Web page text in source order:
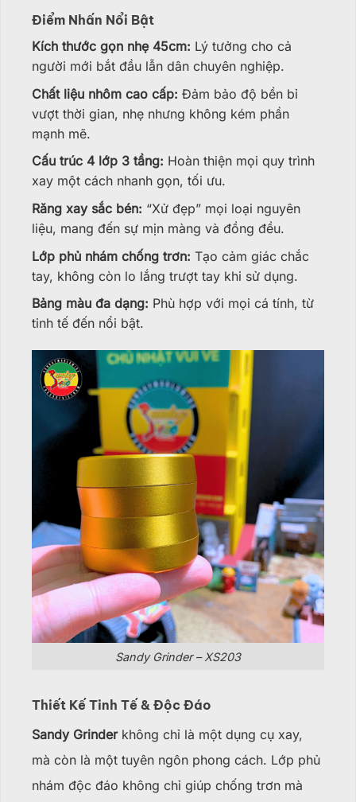
Điểm Nhấn Nổi Bật
Kích thước gọn nhẹ 45cm: Lý tưởng cho cả
người mới bắt đầu lẫn dân chuyên nghiệp.
Chất liệu nhôm cao cấp: Đảm bảo độ bền bỉ
vượt thời gian, nhẹ nhưng không kém phần
mạnh mẽ.
Cấu trúc 4 lớp 3 tầng: Hoàn thiện mọi quy trình
xay một cách nhanh gọn, tối ưu.
Răng xay sắc bén: “Xử đẹp” mọi loại nguyên
liệu, mang đến sự mịn màng và đồng đều.
Lớp phủ nhám chống trơn: Tạo cảm giác chắc
tay, không còn lo lắng trượt tay khi sử dụng.
Bảng màu đa dạng: Phù hợp với mọi cá tính, từ
tinh tế đến nổi bật.
Sandy Grinder – XS203
Thiết Kế Tinh Tế & Độc Đáo
Sandy Grinderkhông chỉ là một dụng cụ xay,
mà còn là một tuyên ngôn phong cách. Lớp phủ
nhám độc đáo không chỉ giúp chống trơn mà